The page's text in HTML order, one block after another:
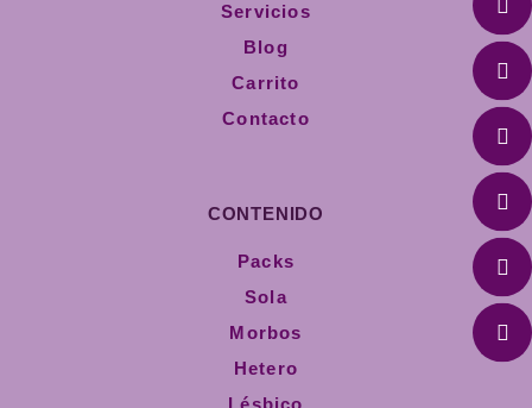
Servicios
Blog
Carrito
Contacto
CONTENIDO
Packs
Sola
Morbos
Hetero